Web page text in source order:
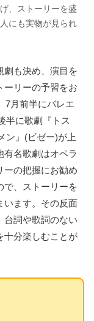
、ストーリーを盛
にも実物が見られ
劇も決め、演目を
ーリーの予習をお
7月前半にバレエ
半に歌劇『トス
ン』(ビゼー)が上
有名歌劇はオペラ
ーの把握にお勧め
で、ストーリーを
います。その反面
台詞や歌詞のない
十分楽しむことが